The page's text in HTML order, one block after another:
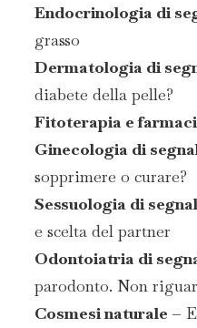
Endocrinologia di
grasso
Dermatologia di
diabete della pelle?
Fitoterapia e
Ginecologia di
sopprimere o curare?
Sessuologia di
e scelta del partner
Odontoiatria di
parodonto. Non
Cosmesi naturale –